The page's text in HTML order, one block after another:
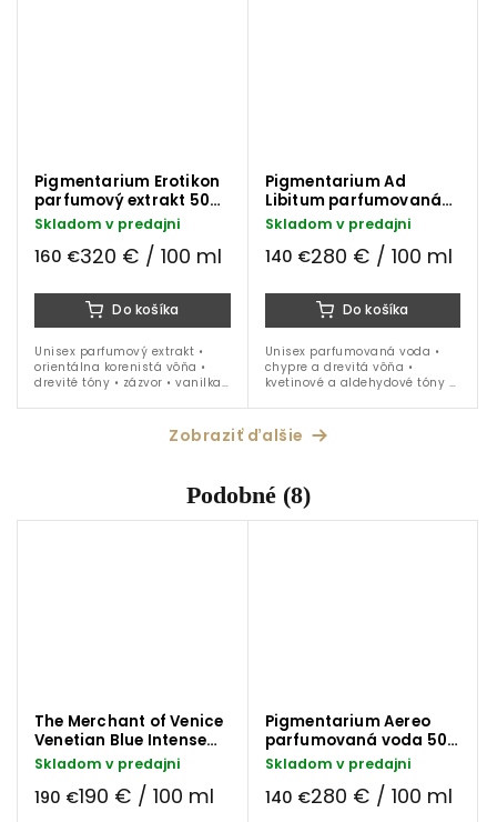
Pigmentarium Erotikon
parfumový extrakt 50
ml
Skladom v predajni
160 €320 € / 100 ml
Do košíka
Unisex parfumový extrakt •
orientálna korenistá vôňa •
drevité tóny • zázvor • vanilka •
Pigmentarium Ad
Libitum parfumovaná
voda 50 ml
Skladom v predajni
140 €280 € / 100 ml
Do košíka
Unisex parfumovaná voda •
chypre a drevitá vôňa •
kvetinové a aldehydové tóny •
• 50 ml
Zobraziť ďalšie
Podobné (8)
The Merchant of Venice
Venetian Blue Intense
parfumovaná voda 100
Skladom v predajni
190 €190 € / 100 ml
Pigmentarium Aereo
parfumovaná voda 50
ml
Skladom v predajni
140 €280 € / 100 ml